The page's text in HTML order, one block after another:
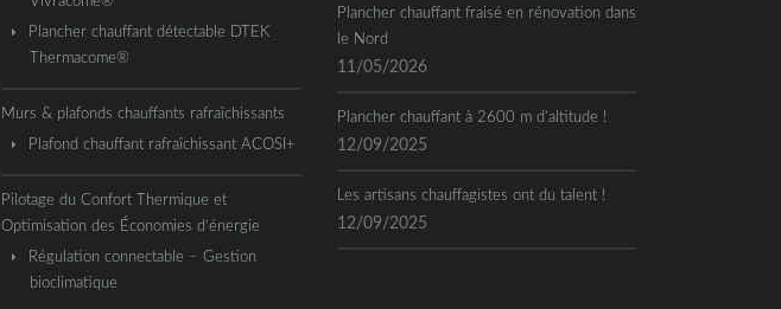
Plancher chauffant détectable DTEK
Thermacome®
Murs & plafonds chauffants rafraîchissants
Plafond chauffant rafraîchissant ACOSI+
Pilotage du Confort Thermique et
Optimisation des Économies d’énergie
Régulation connectable – Gestion
bioclimatique
Plancher chauffant fraisé en rénovation dans
le Nord
11/05/2026
Plancher chauffant à 2600 m d’altitude !
12/09/2025
Les artisans chauffagistes ont du talent !
12/09/2025